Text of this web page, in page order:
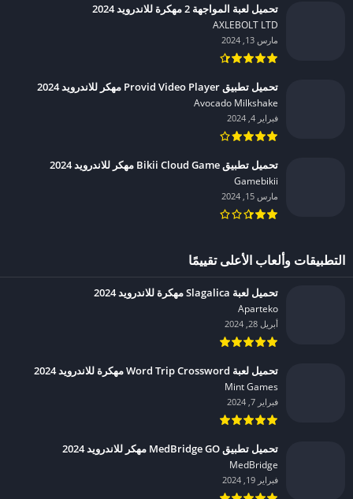
تحميل لعبة المواجهة 2 مهكرة للاندرويد 2024
AXLEBOLT LTD‏
مارس 13, 2024
تحميل تطبيق Provid Video Player مهكر للاندرويد 2024
Avocado Milkshake‏
فبراير 4, 2024
تحميل تطبيق Bikii Cloud Game مهكر للاندرويد 2024
Gamebikii‏
مارس 15, 2024
التطبيقات وألعاب الأعلى تقييمًا
تحميل لعبة Slagalica مهكرة للاندرويد 2024
Aparteko‏
أبريل 28, 2024
تحميل لعبة Word Trip Crossword مهكرة للاندرويد 2024
Mint Games‏
فبراير 7, 2024
تحميل تطبيق MedBridge GO مهكر للاندرويد 2024
MedBridge‏
فبراير 19, 2024